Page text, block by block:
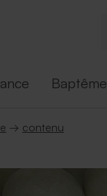
Baptême
→ contenu